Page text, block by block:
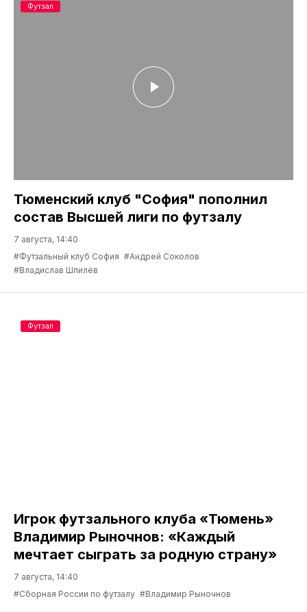
Тюменский клуб "София" пополнил
состав Высшей лиги по футзалу
7 августа, 14:40
#Футзальный клуб София #Андрей Соколов
#Владислав Шпилёв
Футзал
Игрок футзального клуба «Тюмень»
Владимир Рыночнов: «Каждый
мечтает сыграть за родную страну»
7 августа, 14:40
#Сборная России по футзалу #Владимир Рыночнов
Футзал